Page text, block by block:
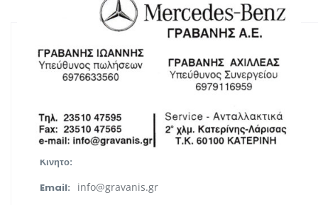
ΠΛΗΡΟΦΟΡΙΕΣ
Διεύθυνση:
2ο χλμ. Κατερίνης-Λάρισας , Κατερίνη
Περιφέρεια: Κεντρική Μακεδονία
Τηλ. Επικοινωνίας: 2351047595
Κινητό:
Email:
info@gravanis.gr